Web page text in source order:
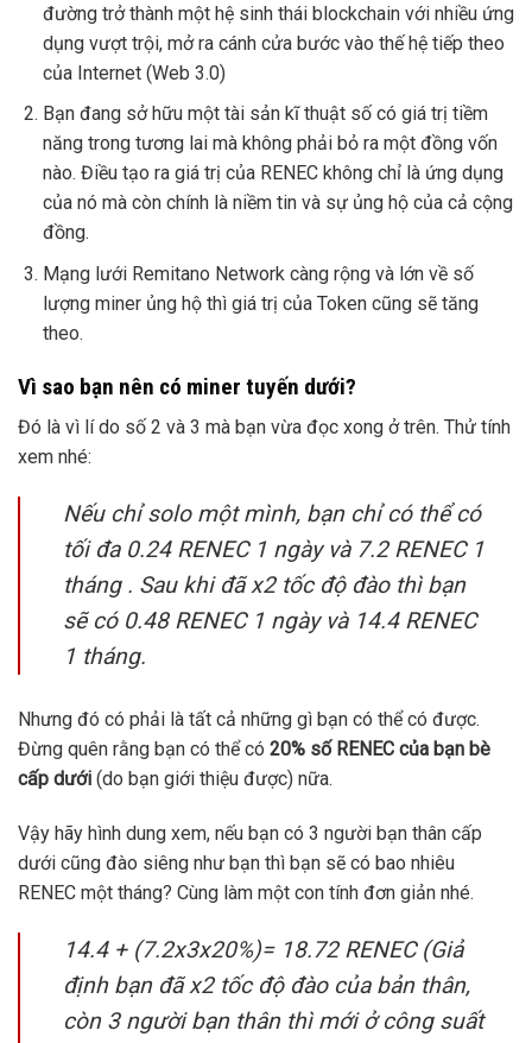
đường trở thành một hệ sinh thái blockchain với nhiều ứng
dụng vượt trội, mở ra cánh cửa bước vào thế hệ tiếp theo
của Internet (Web 3.0)
Bạn đang sở hữu một tài sản kĩ thuật số có giá trị tiềm
năng trong tương lai mà không phải bỏ ra một đồng vốn
nào. Điều tạo ra giá trị của RENEC không chỉ là ứng dụng
của nó mà còn chính là niềm tin và sự ủng hộ của cả cộng
đồng.
Mạng lưới Remitano Network càng rộng và lớn về số
lượng miner ủng hộ thì giá trị của Token cũng sẽ tăng
theo.
Vì sao bạn nên có miner tuyến dưới?
Đó là vì lí do số 2 và 3 mà bạn vừa đọc xong ở trên. Thử tính
xem nhé:
Nếu chỉ solo một mình, bạn chỉ có thể có
tối đa 0.24 RENEC 1 ngày và 7.2 RENEC 1
tháng . Sau khi đã x2 tốc độ đào thì bạn
sẽ có 0.48 RENEC 1 ngày và 14.4 RENEC
1 tháng.
Nhưng đó có phải là tất cả những gì bạn có thể có được.
Đừng quên rằng bạn có thể có 20% số RENEC của bạn bè
cấp dưới (do bạn giới thiệu được) nữa.
Vậy hãy hình dung xem, nếu bạn có 3 người bạn thân cấp
dưới cũng đào siêng như bạn thì bạn sẽ có bao nhiêu
RENEC một tháng? Cùng làm một con tính đơn giản nhé.
14.4 + (7.2x3x20%)= 18.72 RENEC (Giả
định bạn đã x2 tốc độ đào của bản thân,
còn 3 người bạn thân thì mới ở công suất